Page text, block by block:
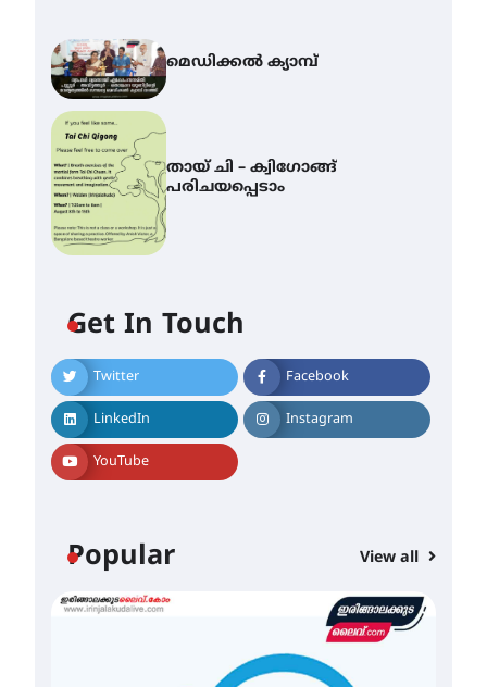
മെഡിക്കൽ ക്യാമ്പ്
തായ് ചി – ക്വിഗോങ്ങ്
പരിചയപ്പെടാം
Get In Touch
Twitter Facebook
LinkedIn Instagram
YouTube
Popular View all
ഐ.ഐ.ടി മദ്രാസ്സിൽ നിന്നും
പൊരുതി
August 5, 2026